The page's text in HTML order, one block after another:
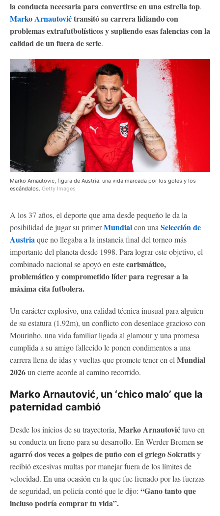
la conducta necesaria para convertirse en una estrella top.
Marko Arnautovićtransitó su carrera lidiando con
problemas extrafutbolísticos y supliendo esas falencias con la
calidad de un fuera de serie.
Marko Arnautovic, figura de Austria: una vida marcada por los goles y los
escándalos. Getty Images
A los 37 años, el deporte que ama desde pequeño le da la
posibilidad de jugar su primerMundialcon una Selección de
Austriaque no llegaba a la instancia final del torneo más
importante del planeta desde 1998. Para lograr este objetivo, el
combinado nacional se apoyó en estecarismático,
problemático y comprometido líder para regresar a la
máxima cita futbolera.
Un carácter explosivo, una calidad técnica inusual para alguien
de su estatura (1.92m), un conflicto con desenlace gracioso con
Mourinho, una vida familiar ligada al glamour y una promesa
cumplida a su amigo fallecido le ponen condimentos a una
carrera llena de idas y vueltas que promete tener en el Mundial
2026un cierre acorde al camino recorrido.
Marko Arnautović, un ‘chico malo’ que la
paternidad cambió
Desde los inicios de su trayectoria, Marko Arnautovićtuvo en
su conducta un freno para su desarrollo. En Werder Bremen se
agarró dos veces a golpes de puño con el griego Sokratisy
recibió excesivas multas por manejar fuera de los límites de
velocidad. En una ocasión en la que fue frenado por las fuerzas
de seguridad, un policía contó que le dijo: “Gano tanto que
incluso podría comprar tu vida”.